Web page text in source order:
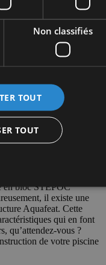
du temps.
d’une garantie
aux normes CSTB. Elle
en bloc STEPOC
il existe une
Aquafeat. Cette
qui en font
qu’attendez-vous ?
de votre piscine
Non classifiés
TOUT
TOUT